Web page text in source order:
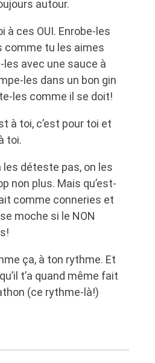
autour.
à ces OUI. Enrobe-les
comme tu les aimes
les avec une sauce à
les dans un bon gin
les comme il se doit!
à toi, c’est pour toi et
toi.
les déteste pas, on les
non plus. Mais qu’est-
comme conneries et
moche si le NON
ça, à ton rythme. Et
t’a quand même fait
(ce rythme-là!)